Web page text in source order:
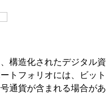
構造化されたデジタル資
トフォリオには、ビット
通貨が含まれる場合があ